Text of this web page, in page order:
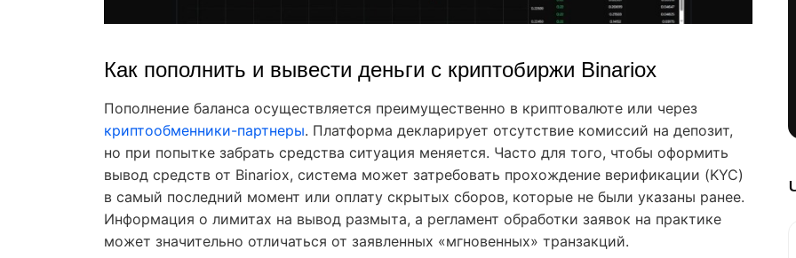
Как пополнить и вывести деньги с криптобиржи Binariox
Пополнение баланса осуществляется преимущественно в криптовалюте или через
криптообменники-партнеры. Платформа декларирует отсутствие комиссий на депозит,
но при попытке забрать средства ситуация меняется. Часто для того, чтобы оформить
вывод средств от Binariox, система может затребовать прохождение верификации (KYC)
в самый последний момент или оплату скрытых сборов, которые не были указаны ранее.
Информация о лимитах на вывод размыта, а регламент обработки заявок на практике
может значительно отличаться от заявленных «мгновенных» транзакций.